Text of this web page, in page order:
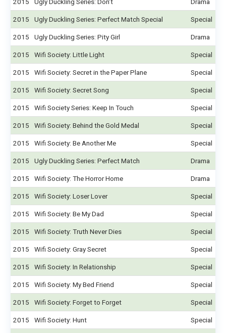
2015 Ugly Duckling Series: Don’t Drama
2015 Ugly Duckling Series: Perfect Match Special Special
2015 Ugly Duckling Series: Pity Girl Drama
2015 Wifi Society: Little Light Special
2015 Wifi Society: Secret in the Paper Plane Special
2015 Wifi Society: Secret Song Special
2015 Wifi Society Series: Keep In Touch Special
2015 Wifi Society: Behind the Gold Medal Special
2015 Wifi Society: Be Another Me Special
2015 Ugly Duckling Series: Perfect Match Drama
2015 Wifi Society: The Horror Home Drama
2015 Wifi Society: Loser Lover Special
2015 Wifi Society: Be My Dad Special
2015 Wifi Society: Truth Never Dies Special
2015 Wifi Society: Gray Secret Special
2015 Wifi Society: In Relationship Special
2015 Wifi Society: My Bed Friend Special
2015 Wifi Society: Forget to Forget Special
2015 Wifi Society: Hunt Special